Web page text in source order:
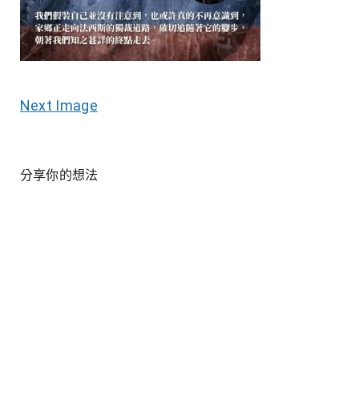
Next Image
分享你的想法